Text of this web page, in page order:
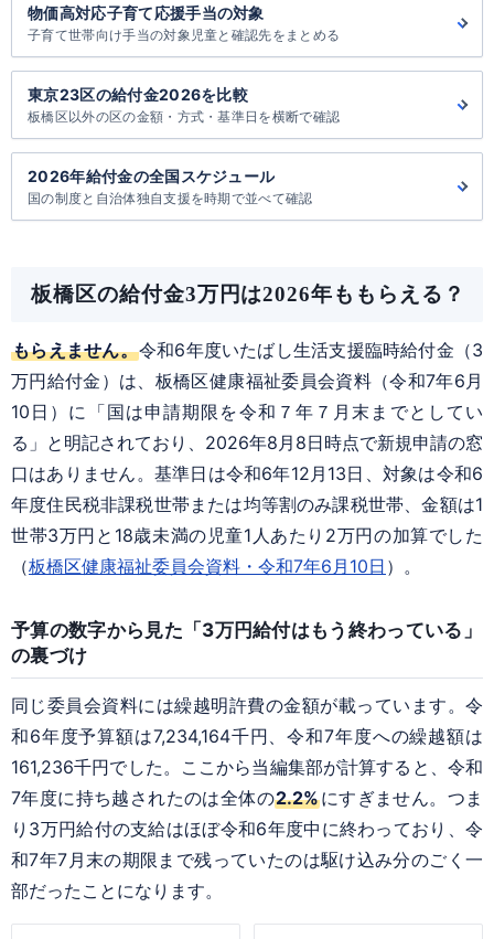
物価高対応子育て応援手当の対象
子育て世帯向け手当の対象児童と確認先をまとめる
東京23区の給付金2026を比較
板橋区以外の区の金額・方式・基準日を横断で確認
2026年給付金の全国スケジュール
国の制度と自治体独自支援を時期で並べて確認
板橋区の給付金3万円は2026年ももらえる？
もらえません。令和6年度いたばし生活支援臨時給付金（3
万円給付金）は、板橋区健康福祉委員会資料（令和7年6月
10日）に「国は申請期限を令和７年７月末までとしてい
る」と明記されており、2026年8月8日時点で新規申請の窓
口はありません。基準日は令和6年12月13日、対象は令和6
年度住民税非課税世帯または均等割のみ課税世帯、金額は1
世帯3万円と18歳未満の児童1人あたり2万円の加算でした
（板橋区健康福祉委員会資料・令和7年6月10日 ）。
予算の数字から見た「3万円給付はもう終わっている」
の裏づけ
同じ委員会資料には繰越明許費の金額が載っています。令
和6年度予算額は7,234,164千円、令和7年度への繰越額は
161,236千円でした。ここから当編集部が計算すると、令和
7年度に持ち越されたのは全体の2.2%にすぎません。つま
り3万円給付の支給はほぼ令和6年度中に終わっており、令
和7年7月末の期限まで残っていたのは駆け込み分のごく一
部だったことになります。